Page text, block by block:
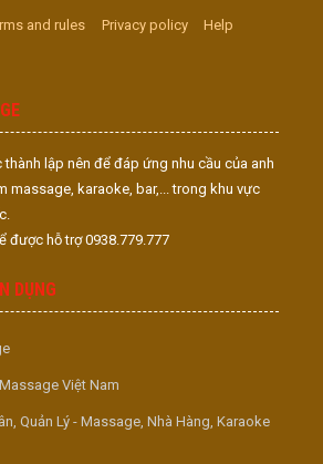
and rules Privacy policy
Help
lập nên để đáp ứng nhu cầu của anh
massage, karaoke, bar,... trong khu vực
được hỗ trợ 0938.779.777
DỤNG
Việt Nam
Quản Lý - Massage, Nhà Hàng, Karaoke